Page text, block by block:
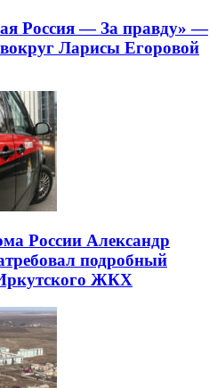
Россия — За правду» —
вокруг Ларисы Егоровой
России Александр
подробный
ЖКХ